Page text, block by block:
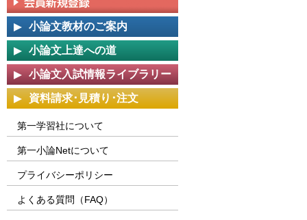
小論文教材のご案内
小論文上達への道
小論文入試情報ライブラリー
資料請求･見積り･注文
第一学習社について
第一小論Netについて
プライバシーポリシー
よくある質問（FAQ）